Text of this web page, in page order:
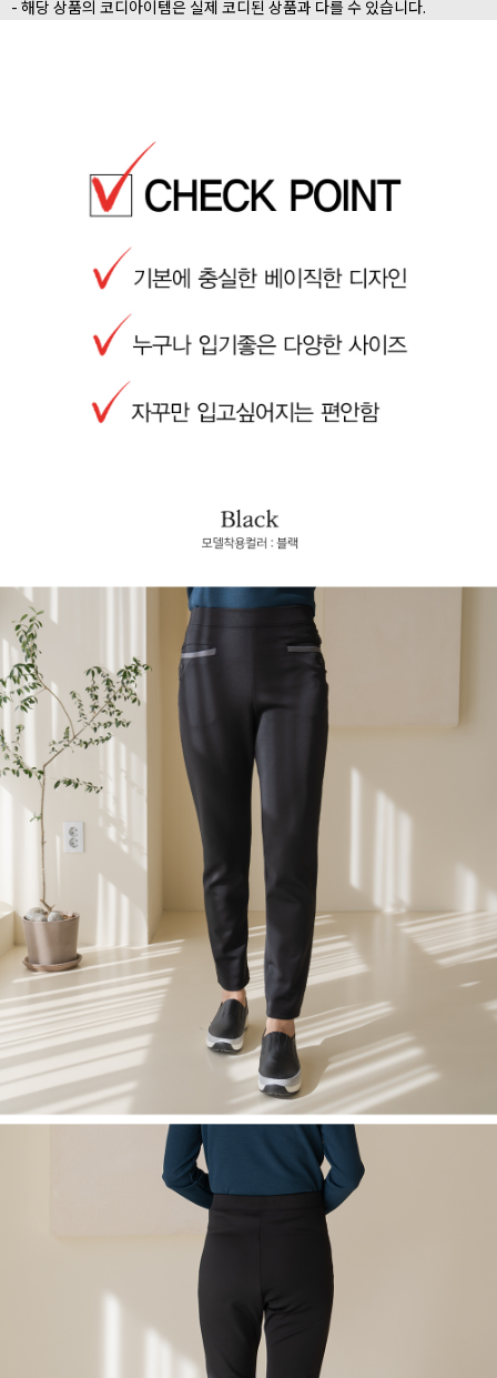
- 해당 상품의 코디아이템은 실제 코디된 상품과 다를 수 있습니다.